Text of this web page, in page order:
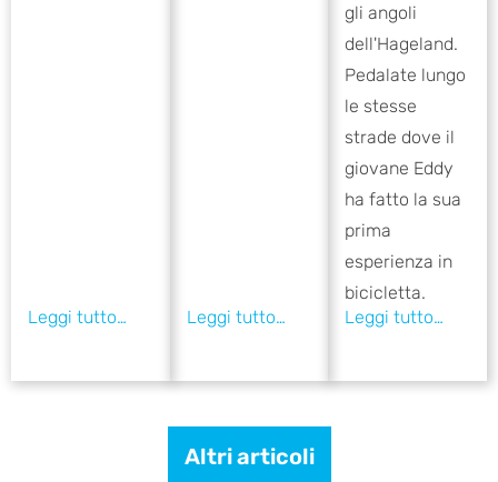
gli angoli
dell'Hageland.
Pedalate lungo
le stesse
strade dove il
giovane Eddy
ha fatto la sua
prima
esperienza in
bicicletta.
Altri articoli